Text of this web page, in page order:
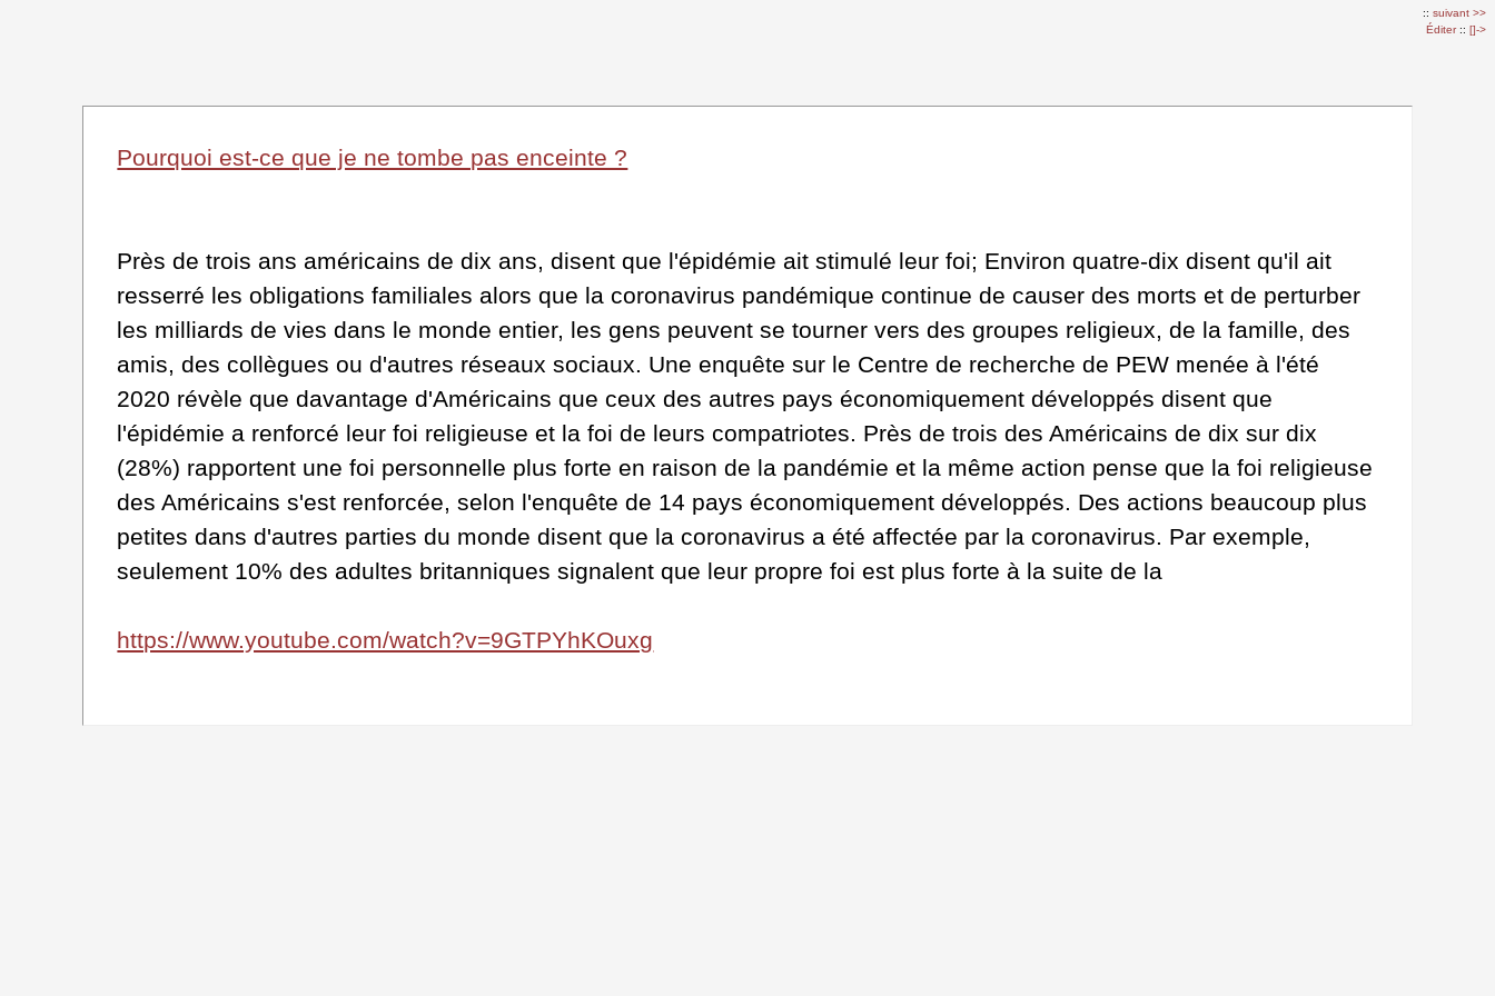
:: suivant >>
Éditer :: []->
Pourquoi est-ce que je ne tombe pas enceinte ?
Près de trois ans américains de dix ans, disent que l'épidémie ait stimulé leur foi; Environ quatre-dix disent qu'il ait
resserré les obligations familiales alors que la coronavirus pandémique continue de causer des morts et de perturber
les milliards de vies dans le monde entier, les gens peuvent se tourner vers des groupes religieux, de la famille, des
amis, des collègues ou d'autres réseaux sociaux. Une enquête sur le Centre de recherche de PEW menée à l'été
2020 révèle que davantage d'Américains que ceux des autres pays économiquement développés disent que
l'épidémie a renforcé leur foi religieuse et la foi de leurs compatriotes. Près de trois des Américains de dix sur dix
(28%) rapportent une foi personnelle plus forte en raison de la pandémie et la même action pense que la foi religieuse
des Américains s'est renforcée, selon l'enquête de 14 pays économiquement développés. Des actions beaucoup plus
petites dans d'autres parties du monde disent que la coronavirus a été affectée par la coronavirus. Par exemple,
seulement 10% des adultes britanniques signalent que leur propre foi est plus forte à la suite de la
https://www.youtube.com/watch?v=9GTPYhKOuxg